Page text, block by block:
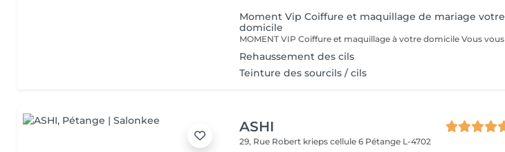
Moment Vip Coiffure et maquillage de mariage votre
domicile
Rehaussement des cils
Teinture des sourcils / cils
ASHI
29, Rue Robert krieps cellule 6 Pétange L-4702